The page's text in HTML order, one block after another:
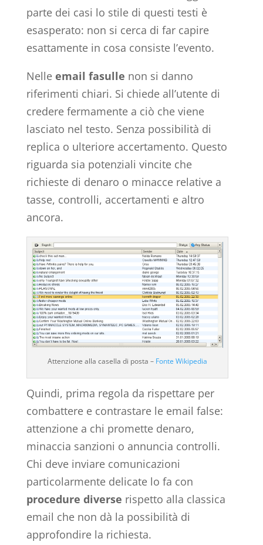
parte dei casi lo stile di questi testi è
esasperato: non si cerca di far capire
esattamente in cosa consiste l’evento.
Nelle email fasulle non si danno
riferimenti chiari. Si chiede all’utente di
credere fermamente a ciò che viene
lasciato nel testo. Senza possibilità di
replica o ulteriore accertamento. Questo
riguarda sia potenziali vincite che
richieste di denaro o minacce relative a
tasse, controlli, accertamenti e altro
ancora.
Attenzione alla casella di posta – Fonte Wikipedia
Quindi, prima regola da rispettare per
combattere e contrastare le email false:
attenzione a chi promette denaro,
minaccia sanzioni o annuncia controlli.
Chi deve inviare comunicazioni
particolarmente delicate lo fa con
procedure diverse rispetto alla classica
email che non dà la possibilità di
approfondire la richiesta.